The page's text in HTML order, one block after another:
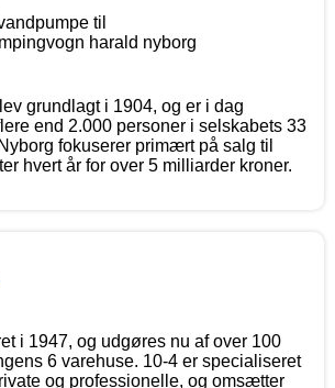
grundlagt i 1904, og er i dag
end 2.000 personer i selskabets 33
fokuserer primært på salg til
hvert år for over 5 milliarder kroner.
i 1947, og udgøres nu af over 100
6 varehuse. 10-4 er specialiseret
og professionelle, og omsætter